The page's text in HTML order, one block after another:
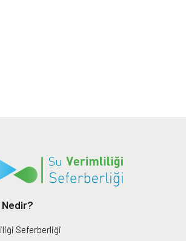
Seferberliği